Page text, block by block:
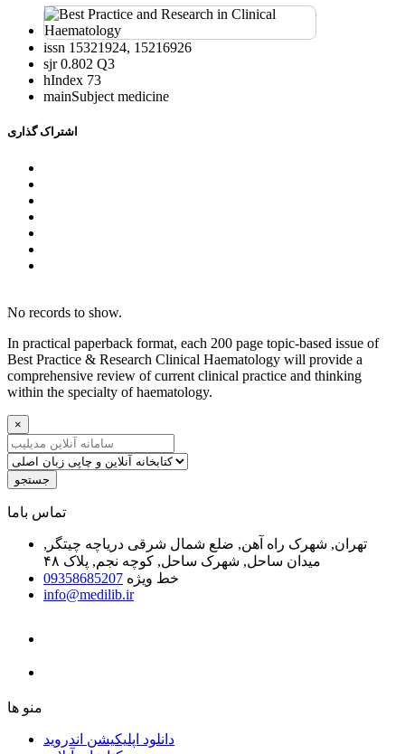
issn 15321924, 15216926
sjr0.802 Q3
hIndex 73
mainSubject medicine
اشتراک گذاری
No records to show.
In practical paperback format, each 200 page topic-based issue of
Best Practice & Research Clinical Haematology will provide a
comprehensive review of current clinical practice and thinking
within the specialty of haematology.
×
جستجو
ﺗﻤﺎﺱ ﺑﺎﻣﺎ
تهران, شهرک راه آهن, ضلع شمال شرقی دریاچه چیتگر,
میدان ساحل, شهرک ساحل, کوچه نجم, پلاک ۴۸
خط ویژه 09358685207
info@medilib.ir
ﻣﻨﻮ ﻫﺎ
دانلود اپلیکیشن اندروید